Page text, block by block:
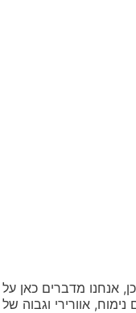
אנחנו מדברים כאן
אוורירי וגבוה